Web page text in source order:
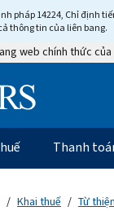
pháp 14224, Chỉ định
thông tin của liên bang.
web chính thức của
Information
Thanh
Khai thuế
Từ